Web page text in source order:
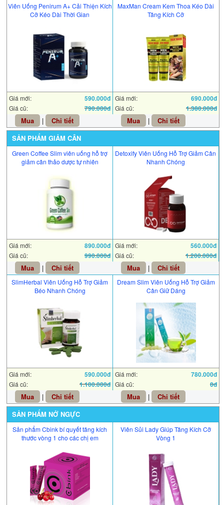
Viên Uống Penirum A+ Cải Thiện Kích
Cỡ Kéo Dài Thời Gian
Giá mới: 590.000đ
Giá cũ: 790.000đ
Mua | Chi tiết
MaxMan Cream Kem Thoa Kéo Dài
Tăng Kích Cỡ
Giá mới: 690.000đ
Giá cũ: 1.380.000đ
Mua |
Chi tiết
SẢN PHẨM GIẢM CÂN
Green Coffee Slim viên uống hỗ trợ
giảm cân thảo dược tự nhiên
Giá mới: 890.000đ
Giá cũ: 990.000đ
Mua | Chi tiết
Detoxify Viên Uống Hỗ Trợ Giảm Cân
Nhanh Chóng
Giá mới: 560.000đ
Giá cũ: 1.200.000đ
Mua | Chi tiết
SlimHerbal Viên Uống Hỗ Trợ Giảm
Béo Nhanh Chóng
Giá mới: 590.000đ
Giá cũ: 1.100.000đ
Mua | Chi tiết
Dream Slim Viên Uống Hỗ Trợ Giảm
Cân Giữ Dáng
Giá mới: 780.000đ
Giá cũ: 0đ
Mua |
Chi tiết
SẢN PHẨM NỞ NGỰC
Sản phẩm Cbink bí quyết tăng kích
thước vòng 1 cho các chị em
Viên Sủi Lady Giúp Tăng Kích Cỡ
Vòng 1